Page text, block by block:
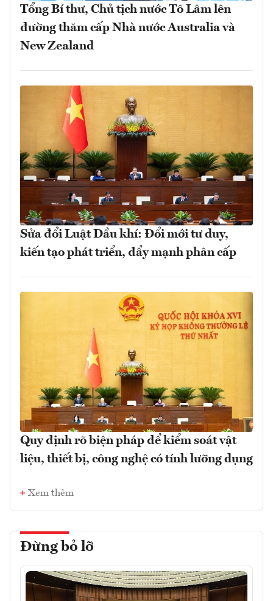
Tổng Bí thư, Chủ tịch nước Tô Lâm lên
đường thăm cấp Nhà nước Australia và
New Zealand
Sửa đổi Luật Dầu khí: Đổi mới tư duy,
kiến tạo phát triển, đẩy mạnh phân cấp
Quy định rõ biện pháp để kiểm soát vật
liệu, thiết bị, công nghệ có tính lưỡng dụng
Xem thêm
Đừng bỏ lỡ